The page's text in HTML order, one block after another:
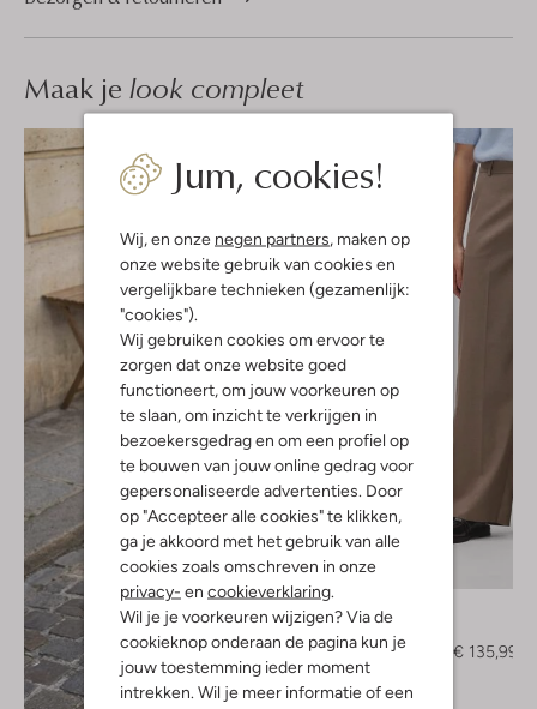
Jum, cookies!
Wij, en onze negen partners, maken op
onze website gebruik van cookies en
vergelijkbare technieken (gezamenlijk:
"cookies").
Wij gebruiken cookies om ervoor te
zorgen dat onze website goed
functioneert, om jouw voorkeuren op
te slaan, om inzicht te verkrijgen in
bezoekersgedrag en om een profiel op
te bouwen van jouw online gedrag voor
gepersonaliseerde advertenties. Door
op "Accepteer alle cookies" te klikken,
ga je akkoord met het gebruik van alle
cookies zoals omschreven in onze
privacy- en cookieverklaring.
Wil je je voorkeuren wijzigen? Via de
cookieknop onderaan de pagina kun je
jouw toestemming ieder moment
intrekken. Wil je meer informatie of een
Maak je look compleet
Ontdek de look
Gestuz
Pantalon
€ 169,99
€ 135,99